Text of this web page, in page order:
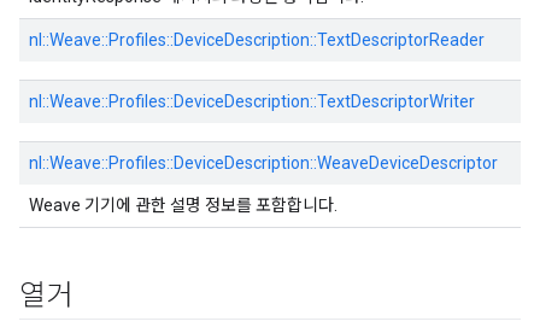
nl::Weave::Profiles::DeviceDescription::TextDescriptorReader
nl::Weave::Profiles::DeviceDescription::TextDescriptorWriter
nl::Weave::Profiles::DeviceDescription::WeaveDeviceDescriptor
Weave 기기에 관한 설명 정보를 포함합니다.
열거